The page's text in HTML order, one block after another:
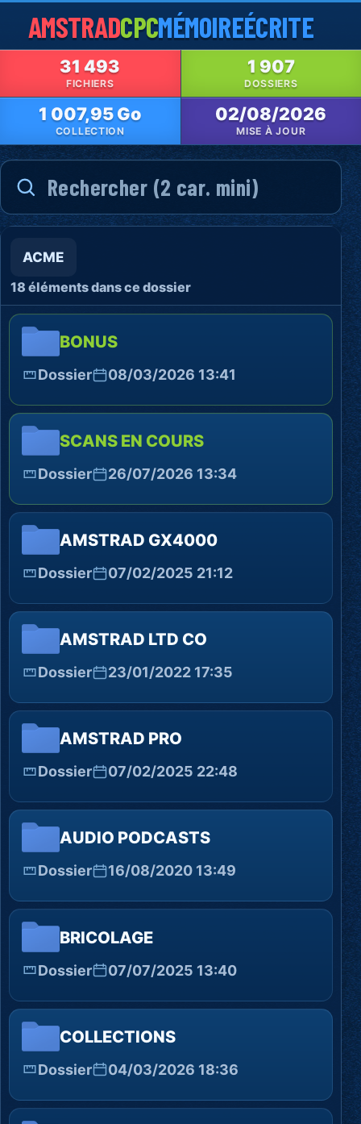
AMSTRADCPCMÉMOIREÉCRITE
31 493
FICHIERS
1 907
DOSSIERS
1 007,95 Go
COLLECTION
02/08/2026
MISE À JOUR
ACME
18 éléments dans ce dossier
BONUS
Dossier 08/03/2026 13:41
SCANS EN COURS
Dossier 26/07/2026 13:34
AMSTRAD GX4000
Dossier 07/02/2025 21:12
AMSTRAD LTD CO
Dossier 23/01/2022 17:35
AMSTRAD PRO
Dossier 07/02/2025 22:48
AUDIO PODCASTS
Dossier 16/08/2020 13:49
BRICOLAGE
Dossier 07/07/2025 13:40
COLLECTIONS
Dossier 04/03/2026 18:36